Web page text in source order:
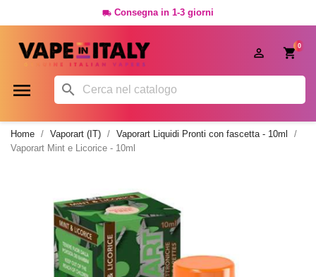
 Consegna in 1-3 giorni
0

 
Home Vaporart (IT)
Vaporart Liquidi Pronti con fascetta - 10ml
Vaporart Mint e Licorice - 10ml